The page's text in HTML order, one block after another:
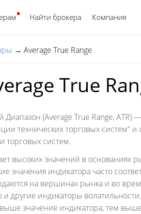
Найти брокера Компания
Русский
→ Average True Range
True
(Average True Range, ATR)
технических торговых систем" и
торговых систем.
высоких значений в основаниях
значения индикатора часто
на вершинах рынка и во
и другие индикаторы
выше значение индикатора, тем